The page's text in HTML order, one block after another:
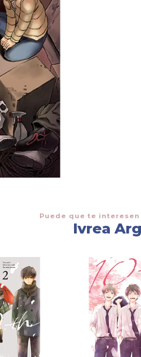
Puede que te
Ivrea